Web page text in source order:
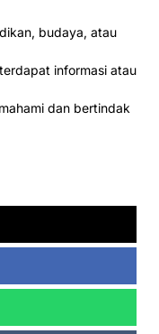
budaya, atau
informasi atau
dan bertindak